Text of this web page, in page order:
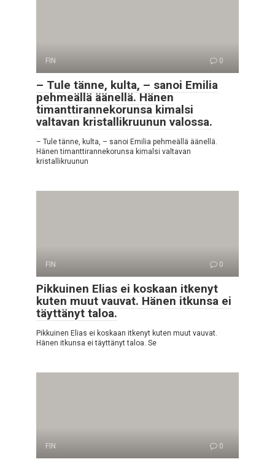
FIN 0
– Tule tänne, kulta, – sanoi Emilia
pehmeällä äänellä. Hänen
timanttirannekorunsa kimalsi
valtavan kristallikruunun valossa.
– Tule tänne, kulta, – sanoi Emilia pehmeällä äänellä.
Hänen timanttirannekorunsa kimalsi valtavan
kristallikruunun
FIN 0
Pikkuinen Elias ei koskaan itkenyt
kuten muut vauvat. Hänen itkunsa ei
täyttänyt taloa.
Pikkuinen Elias ei koskaan itkenyt kuten muut vauvat.
Hänen itkunsa ei täyttänyt taloa. Se
FIN 0